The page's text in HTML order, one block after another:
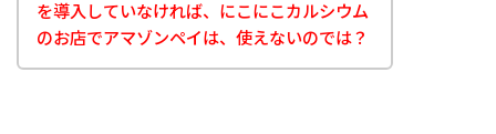
を導入していなければ、にこにこカルシウム
のお店でアマゾンペイは、使えないのでは？